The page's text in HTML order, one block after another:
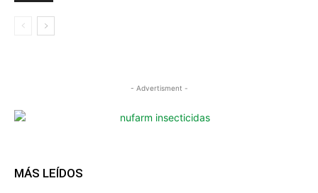
- Advertisment -
MÁS LEÍDOS